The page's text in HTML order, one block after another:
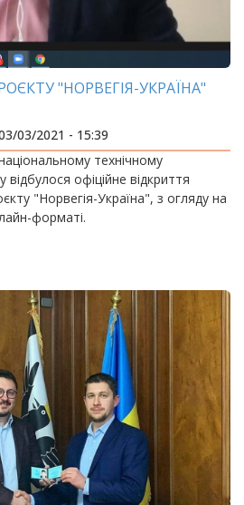
"НОРВЕГІЯ-УКРАЇНА"
03/2021 - 15:39
технічному
відбулося офіційне відкриття
"Норвегія-Україна", з огляду на
форматі.